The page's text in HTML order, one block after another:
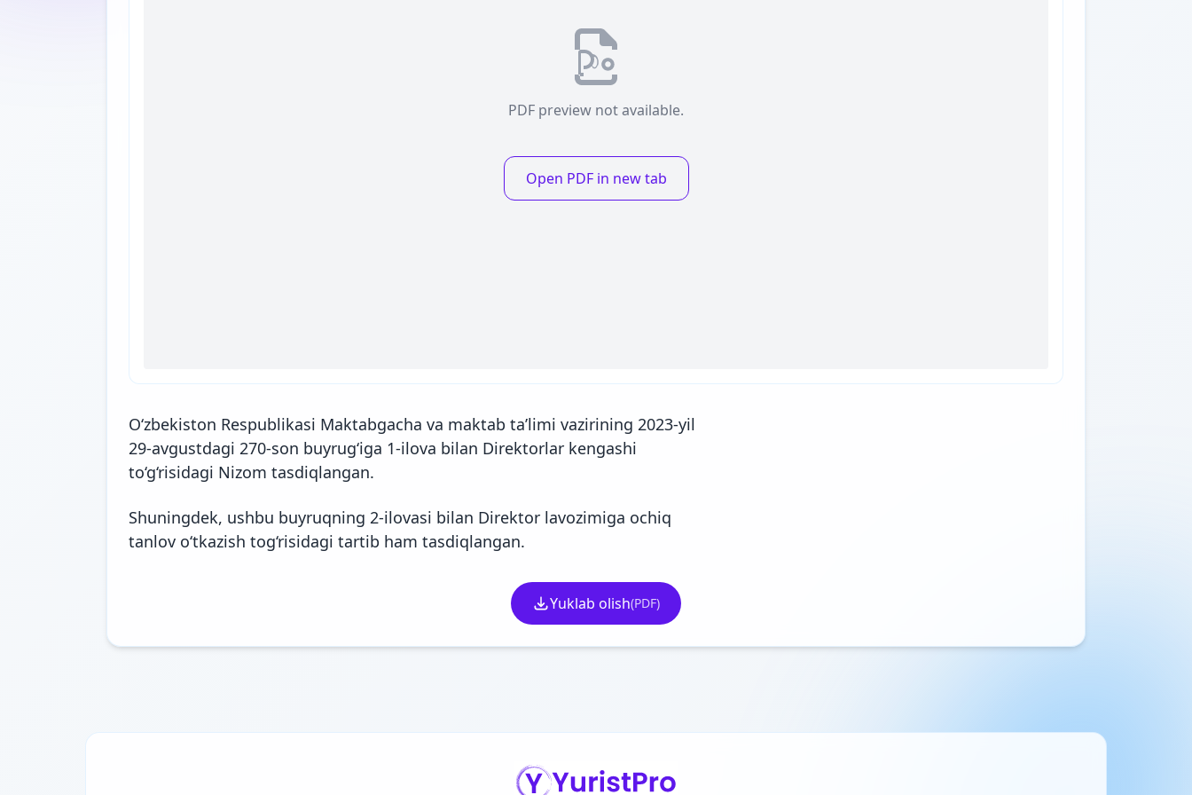
PDF preview not available.
Open PDF in new tab
O‘zbekiston Respublikasi Maktabgacha va maktab ta’limi vazirining 2023-yil
29-avgustdagi 270-son buyrug‘iga 1-ilova bilan Direktorlar kengashi
to‘g‘risidagi Nizom tasdiqlangan.
Shuningdek, ushbu buyruqning 2-ilovasi bilan Direktor lavozimiga ochiq
tanlov o‘tkazish tog‘risidagi tartib ham tasdiqlangan.
Yuklab olish(PDF)